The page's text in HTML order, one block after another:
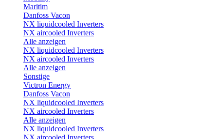
Maritim
Danfoss Vacon
NX liquidcooled Inverters
NX aircooled Inverters
Alle anzeigen
NX liquidcooled Inverters
NX aircooled Inverters
Alle anzeigen
Sonstige
Victron Energy
Danfoss Vacon
NX liquidcooled Inverters
NX aircooled Inverters
Alle anzeigen
NX liquidcooled Inverters
NX aircooled Inverters